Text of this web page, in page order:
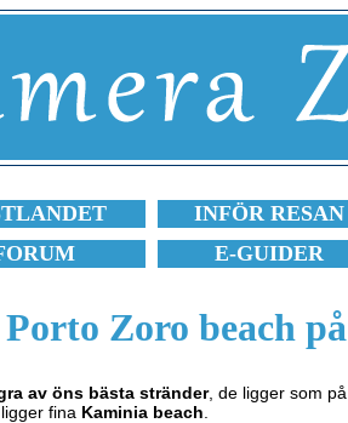
INFÖR RESAN
E-GUIDER
Porto Zoro beach
av öns bästa stränder, de ligger som
fina Kaminia beach